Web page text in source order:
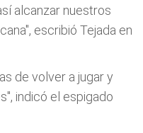
alcanzar nuestros
escribió Tejada en
de volver a jugar y
indicó el espigado